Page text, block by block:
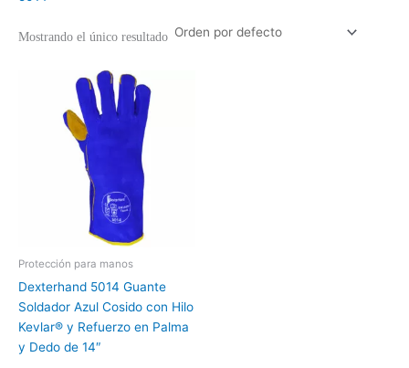
Mostrando el único resultado
Protección para manos
Dexterhand 5014 Guante
Soldador Azul Cosido con Hilo
Kevlar® y Refuerzo en Palma
y Dedo de 14″